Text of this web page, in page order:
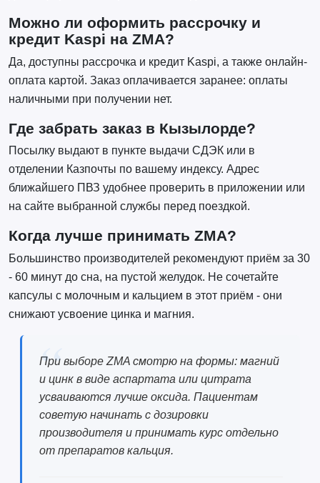
Можно ли оформить рассрочку и
кредит Kaspi на ZMA?
Да, доступны рассрочка и кредит Kaspi, а также онлайн-
оплата картой. Заказ оплачивается заранее: оплаты
наличными при получении нет.
Где забрать заказ в Кызылорде?
Посылку выдают в пункте выдачи СДЭК или в
отделении Казпочты по вашему индексу. Адрес
ближайшего ПВЗ удобнее проверить в приложении или
на сайте выбранной службы перед поездкой.
Когда лучше принимать ZMA?
Большинство производителей рекомендуют приём за 30
- 60 минут до сна, на пустой желудок. Не сочетайте
капсулы с молочным и кальцием в этот приём - они
снижают усвоение цинка и магния.
При выборе ZMA смотрю на формы: магний
и цинк в виде аспартата или цитрата
усваиваются лучше оксида. Пациентам
советую начинать с дозировки
производителя и принимать курс отдельно
от препаратов кальция.